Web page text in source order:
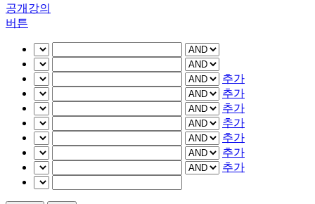
공개강의
버튼
추가
추가
추가
추가
추가
추가
추가